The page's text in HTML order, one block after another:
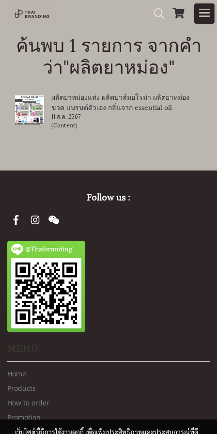
ค้นพบ 1 รายการ จากคำ
ว่า"ผลิตยาหม่อง"
ผลิตยาหม่องแท่ง ผลิตบาล์มอโรม่า ผลิตยาหม่อง
ขวด แบรนด์ตัวเอง กลิ่นจาก essential oil
11 ส.ค. 2567
(Content)
Follow us :
@Thaibranding
Home
Products
How to order
Promotion
Contact us
เว็บไซต์นี้มีการใช้งานคุกกี้ เพื่อเพิ่มประสิทธิภาพและประสบการณ์ที่ดี